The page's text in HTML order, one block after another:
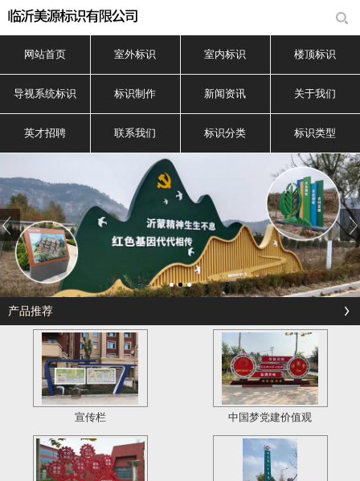
网站首页 室外标识 室内标识 楼顶标识
导视系统标识 标识制作 新闻资讯 关于我们
英才招聘 联系我们 标识分类 标识类型
产品推荐
宣传栏 中国梦党建价值观